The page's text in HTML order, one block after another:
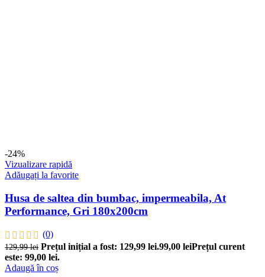
-24%
Vizualizare rapidă
Adăugați la favorite
Husa de saltea din bumbac, impermeabila, At
Performance, Gri 180x200cm
(0)
129,99lei Prețul inițial a fost: 129,99 lei.99,00 leiPrețul curent
este: 99,00 lei.
Adaugă în coș